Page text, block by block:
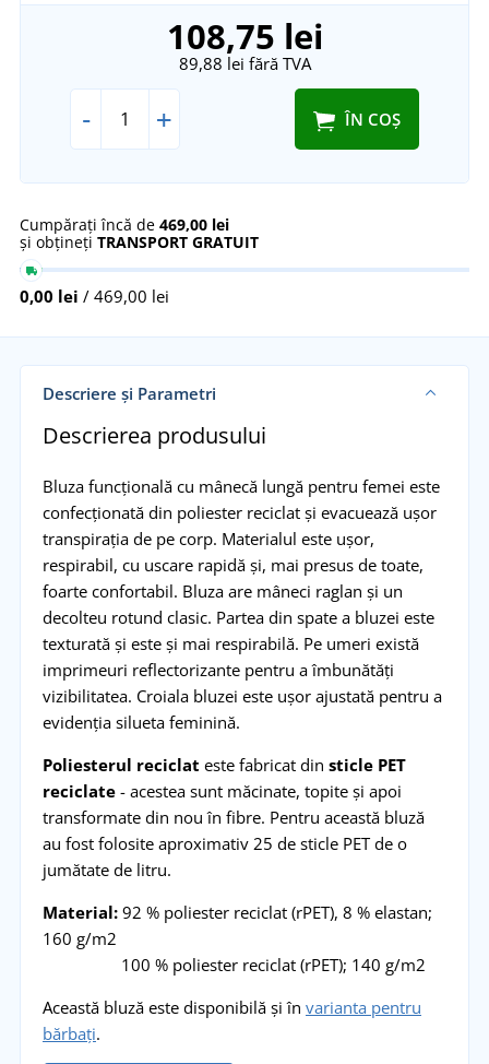
108,75 lei
89,88 lei fără TVA
- + ÎN COȘ
Cumpărați încă de 469,00 lei
și obțineți TRANSPORT GRATUIT
0,00 lei / 469,00 lei
Descriere și Parametri
Descrierea produsului
Bluza funcțională cu mânecă lungă pentru femei este
confecționată din poliester reciclat și evacuează ușor
transpirația de pe corp. Materialul este ușor,
respirabil, cu uscare rapidă și, mai presus de toate,
foarte confortabil. Bluza are mâneci raglan și un
decolteu rotund clasic. Partea din spate a bluzei este
texturată și este și mai respirabilă. Pe umeri există
imprimeuri reflectorizante pentru a îmbunătăți
vizibilitatea. Croiala bluzei este ușor ajustată pentru a
evidenția silueta feminină.
Poliesterul reciclat este fabricat din sticle PET
reciclate- acestea sunt măcinate, topite și apoi
transformate din nou în fibre. Pentru această bluză
au fost folosite aproximativ 25 de sticle PET de o
jumătate de litru.
Material:92 % poliester reciclat (rPET), 8 % elastan;
160 g/m2
100 % poliester reciclat (rPET); 140 g/m2
Această bluză este disponibilă și în varianta pentru
bărbați.